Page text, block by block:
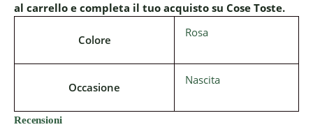
al carrello e completa il tuo acquisto su Cose Toste.
Colore
Rosa
Occasione
Nascita
Recensioni